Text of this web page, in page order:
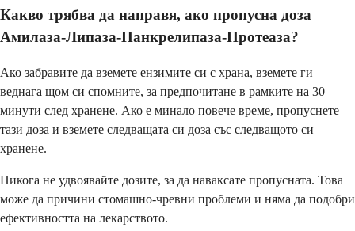
Какво трябва да направя, ако пропусна доза
Амилаза-Липаза-Панкрелипаза-Протеаза?
Ако забравите да вземете ензимите си с храна, вземете ги
веднага щом си спомните, за предпочитане в рамките на 30
минути след хранене. Ако е минало повече време, пропуснете
тази доза и вземете следващата си доза със следващото си
хранене.
Никога не удвоявайте дозите, за да наваксате пропусната. Това
може да причини стомашно-чревни проблеми и няма да подобри
ефективността на лекарството.